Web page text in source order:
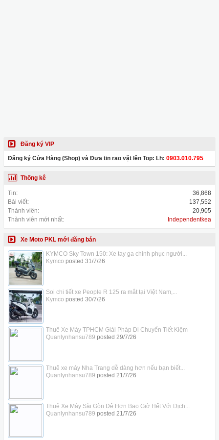
Đăng ký VIP
Đăng ký Cửa Hàng (Shop) và Đưa tin rao vặt lên Top: Lh: 0903.010.795
Thống kê
Tin:
36,868
Bài viết:
137,552
Thành viên:
20,905
Thành viên mới nhất:
Independentkea
Xe Moto PKL mới đăng bán
KYMCO Sky Town 150: Xe tay ga chinh phục người...
Kymco posted 31/7/26
Soi chi tiết xe People R 125 ra mắt tại Việt Nam,...
Kymco posted 30/7/26
Thuê Xe Máy TPHCM Giải Pháp Di Chuyển Tiết Kiệm
Quanlynhansu789 posted 29/7/26
Thuê xe máy Nha Trang dễ dàng hơn nếu bạn biết...
Quanlynhansu789 posted 21/7/26
Thuê Xe Máy Sài Gòn Dễ Hơn Bao Giờ Hết Với Dịch...
Quanlynhansu789 posted 21/7/26